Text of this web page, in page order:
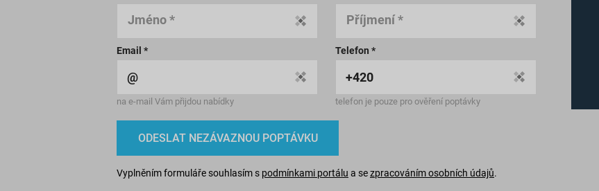
Jméno * Příjmení *
Email *
na e-mail Vám přijdou nabídky
Telefon *
telefon je pouze pro ověření poptávky
Vyplněním formuláře souhlasím s podmínkami portálu a sezpracováním osobních údajů.